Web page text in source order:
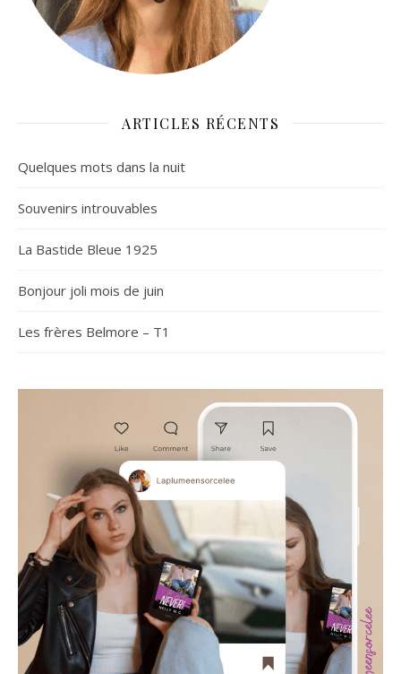
ARTICLES RÉCENTS
Quelques mots dans la nuit
Souvenirs introuvables
La Bastide Bleue 1925
Bonjour joli mois de juin
Les frères Belmore – T1